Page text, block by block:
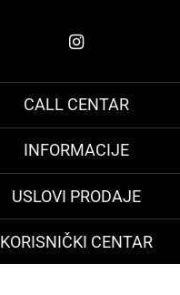
CALL CENTAR
INFORMACIJE
USLOVI PRODAJE
KORISNIČKI CENTAR